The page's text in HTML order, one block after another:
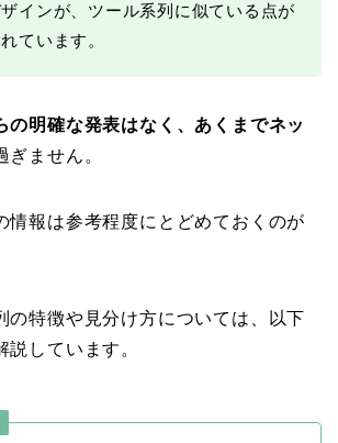
ザインが、ツール系列に似ている点が
ています。
の明確な発表はなく、あくまでネッ
ぎません。
情報は参考程度にとどめておくのが
の特徴や見分け方については、以下
しています。